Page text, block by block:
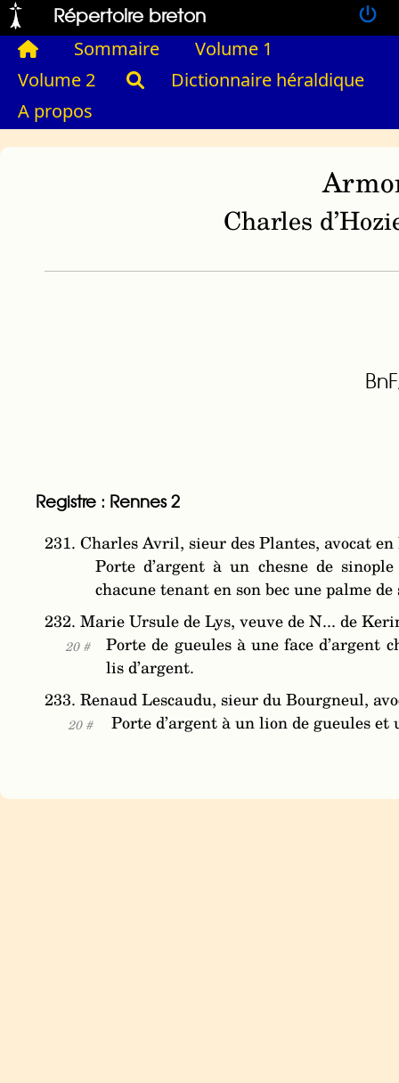
Répertoire breton
Sommaire
Volume 1
Volume 2
Dictionnaire héraldique
A propos
Charles
Registre : Rennes 2
231. Charles Avril, sieur des Plantes, avocat
Porte d’argent à un chesne de
chacune tenant en son bec une palme de
232. Marie Ursule de Lys, veuve de N... de
20 #
Porte de gueules à une face d’argent
lis d’argent.
233. Renaud Lescaudu, sieur du Bourgneul,
20 # Porte d’argent à un lion de gueules